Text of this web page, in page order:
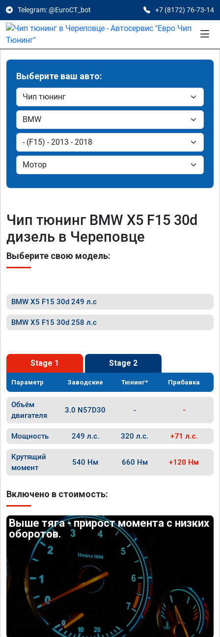
Telegram: @EuroCT_bot +7 (8172) 76-73-14
Выберите ваш авто:
Чип тюнинг BMW X5 F15 30d
дизель в Череповце
Выберите свою модель:
BMW X5 F15 30d 249 л.с
BMW X5 F15 30d 258 л.с
Stage 1 Stage 2
Параметр Заводские Тюнинг* Прибавка
Объём
двигателя
3.0 N57D30 - -
Мощность 249 л.с. 320 л.с. +71 л.с.
Крутящий
момент
540 Нм 660 Нм +120 Нм
Включено в стоимость:
Выше тяга - прирост момента с низких
оборотов.